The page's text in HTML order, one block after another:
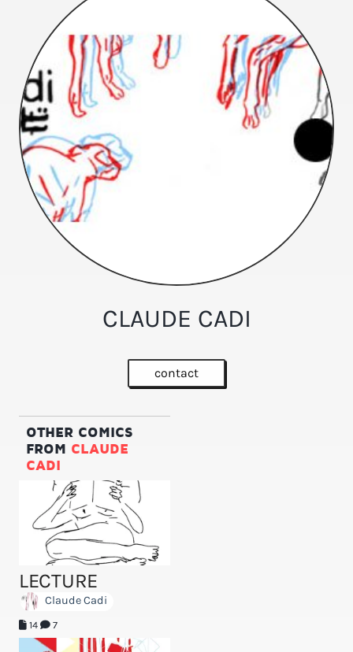
CLAUDE CADI
contact
OTHER COMICS
FROM CLAUDE
CADI
LECTURE
Claude Cadi
14 7